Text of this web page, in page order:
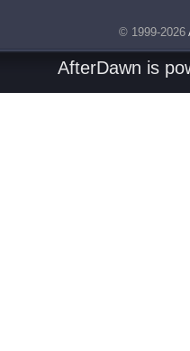
© 1999-2026
AfterDawn is